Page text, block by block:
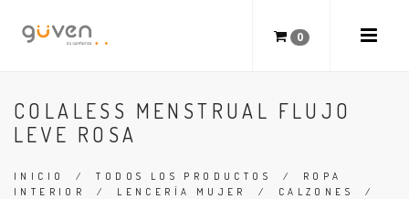
0
COLALESS MENSTRUAL FLUJO
LEVE ROSA
INICIO /TODOS LOS PRODUCTOS / ROPA
INTERIOR
/ LENCERÍA MUJER / CALZONES
/